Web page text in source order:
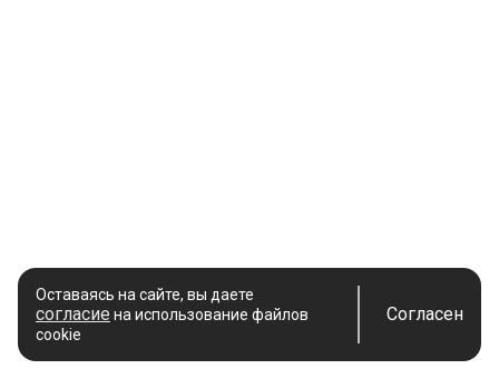
Оставаясь на сайте, вы даете
согласие на использование файлов
cookie
Согласен